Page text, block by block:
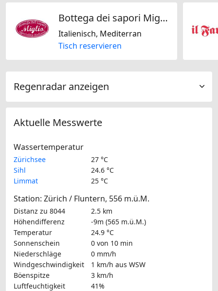
Bottega dei sapori Miglio GmbH
Italienisch, Mediterran
Tisch reservieren
Regenradar anzeigen
Aktuelle Messwerte
Wassertemperatur
Zürichsee
27 °C
Sihl
24.6 °C
Limmat
25 °C
Station: Zürich / Fluntern, 556 m.ü.M.
Distanz zu 8044
2.5 km
Höhendifferenz
-9m (565 m.ü.M.)
Temperatur
24.9 °C
Sonnenschein
0 von 10 min
Niederschläge
0 mm/h
Windgeschwindigkeit
1 km/h aus WSW
Böenspitze
3 km/h
Luftfeuchtigkeit
41%